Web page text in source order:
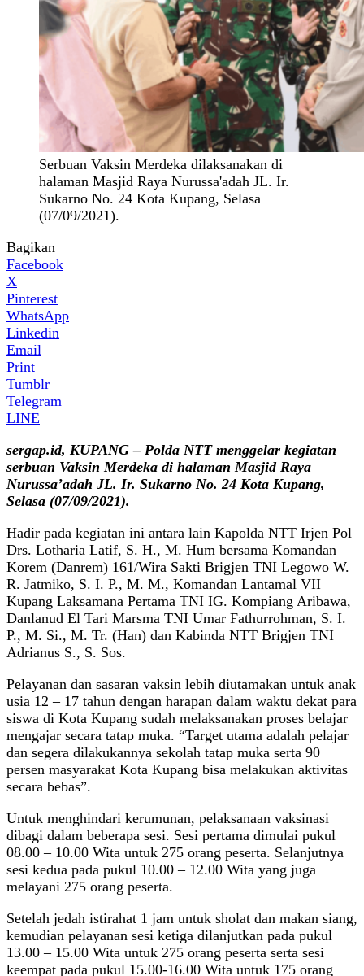
Serbuan Vaksin Merdeka dilaksanakan di
halaman Masjid Raya Nurussa'adah JL. Ir.
Sukarno No. 24 Kota Kupang, Selasa
(07/09/2021).
Bagikan
Facebook
X
Pinterest
WhatsApp
Linkedin
Email
Print
Tumblr
Telegram
LINE
sergap.id, KUPANG – Polda NTT menggelar kegiatan
serbuan Vaksin Merdeka di halaman Masjid Raya
Nurussa’adah JL. Ir. Sukarno No. 24 Kota Kupang,
Selasa (07/09/2021).
Hadir pada kegiatan ini antara lain Kapolda NTT Irjen Pol
Drs. Lotharia Latif, S. H., M. Hum bersama Komandan
Korem (Danrem) 161/Wira Sakti Brigjen TNI Legowo W.
R. Jatmiko, S. I. P., M. M., Komandan Lantamal VII
Kupang Laksamana Pertama TNI IG. Kompiang Aribawa,
Danlanud El Tari Marsma TNI Umar Fathurrohman, S. I.
P., M. Si., M. Tr. (Han) dan Kabinda NTT Brigjen TNI
Adrianus S., S. Sos.
Pelayanan dan sasaran vaksin lebih diutamakan untuk anak
usia 12 – 17 tahun dengan harapan dalam waktu dekat para
siswa di Kota Kupang sudah melaksanakan proses belajar
mengajar secara tatap muka. “Target utama adalah pelajar
dan segera dilakukannya sekolah tatap muka serta 90
persen masyarakat Kota Kupang bisa melakukan aktivitas
secara bebas”.
Untuk menghindari kerumunan, pelaksanaan vaksinasi
dibagi dalam beberapa sesi. Sesi pertama dimulai pukul
08.00 – 10.00 Wita untuk 275 orang peserta. Selanjutnya
sesi kedua pada pukul 10.00 – 12.00 Wita yang juga
melayani 275 orang peserta.
Setelah jedah istirahat 1 jam untuk sholat dan makan siang,
kemudian pelayanan sesi ketiga dilanjutkan pada pukul
13.00 – 15.00 Wita untuk 275 orang peserta serta sesi
keempat pada pukul 15.00-16.00 Wita untuk 175 orang